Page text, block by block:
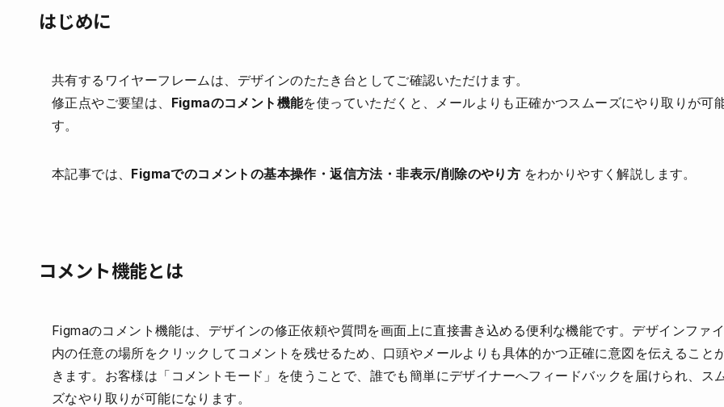
はじめに
共有するワイヤーフレームは、デザインのたたき台としてご確認いただけます。
修正点やご要望は、 Figmaのコメント機能を使っていただくと、メールよりも正確かつスムーズにやり取りが可
す。
本記事では、 Figmaでのコメントの基本操作・返信方法・非表示/削除のやり方 をわかりやすく解説します。
コメント機能とは
Figmaのコメント機能は、デザインの修正依頼や質問を画面上に直接書き込める便利な機能です。デザインファ
内の任意の場所をクリックしてコメントを残せるため、口頭やメールよりも具体的かつ正確に意図を伝えること
きます。お客様は「コメントモード」を使うことで、誰でも簡単にデザイナーへフィードバックを届けられ、ス
ズなやり取りが可能になります。